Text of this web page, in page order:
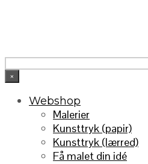
×
Webshop
Malerier
Kunsttryk (papir)
Kunsttryk (lærred)
Få malet din idé